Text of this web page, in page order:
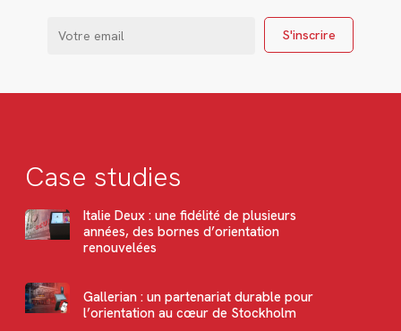
Case studies
Italie Deux : une fidélité de plusieurs
années, des bornes d’orientation
renouvelées
Gallerian : un partenariat durable pour
l’orientation au cœur de Stockholm